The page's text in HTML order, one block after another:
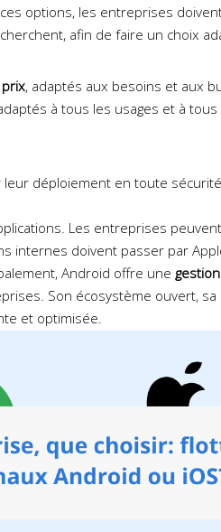
options, les entreprises
afin de faire un choix
, adaptés aux besoins et aux
à tous les usages et à
déploiement en toute
Les entreprises
internes doivent passer par
Android offre une
Son écosystème ouvert,
et optimisée.